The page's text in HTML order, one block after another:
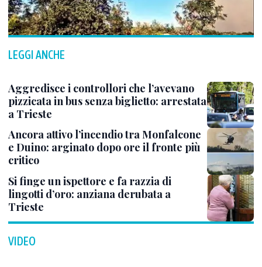
LEGGI ANCHE
Aggredisce i controllori che l’avevano
pizzicata in bus senza biglietto: arrestata
a Trieste
Ancora attivo l’incendio tra Monfalcone
e Duino: arginato dopo ore il fronte più
critico
Si finge un ispettore e fa razzia di
lingotti d’oro: anziana derubata a
Trieste
VIDEO